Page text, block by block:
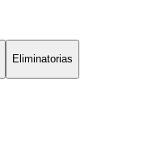
Eliminatorias